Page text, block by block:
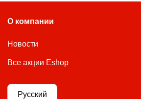
О компании
Новости
Все акции Eshop
Русский